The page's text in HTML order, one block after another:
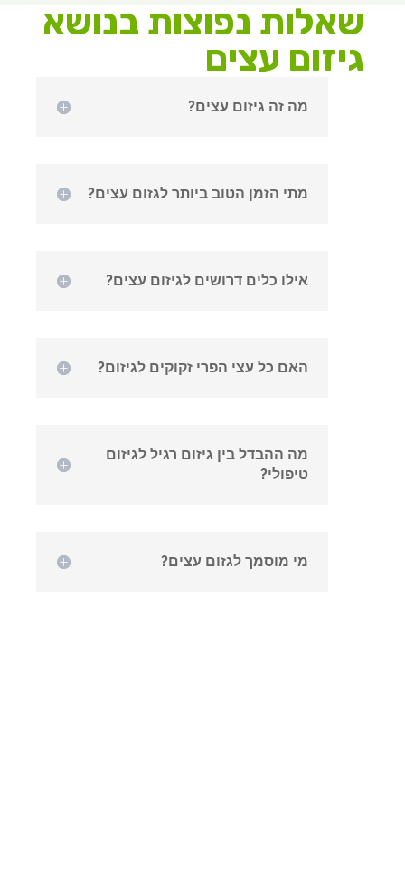
שאלות נפוצות בנושא
גיזום עצים
מה זה גיזום עצים?
מתי הזמן הטוב ביותר לגזום עצים?
אילו כלים דרושים לגיזום עצים?
האם כל עצי הפרי זקוקים לגיזום?
מה ההבדל בין גיזום רגיל לגיזום
טיפולי?
מי מוסמך לגזום עצים?